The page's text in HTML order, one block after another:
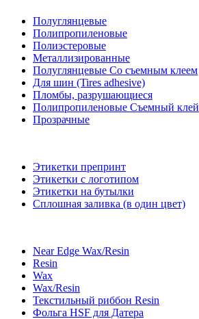
Полуглянцевые
Полипропиленовые
Полиэстеровые
Металлизированные
Полуглянцевые Со съемным клеем
Для шин (Tires adhesive)
Пломбы, разрушающиеся
Полипропиленовые Съемный клей
Прозрачные
Этикетки препринт
Этикетки с логотипом
Этикетки на бутылки
Сплошная заливка (в один цвет)
Near Edge Wax/Resin
Resin
Wax
Wax/Resin
Текстильный риббон Resin
Фольга HSF для Датера